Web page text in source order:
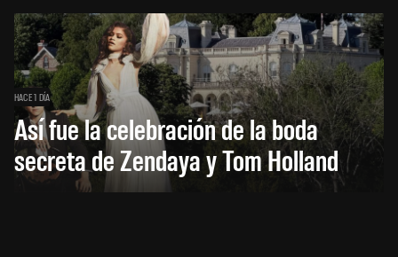
HACE 1 DÍA
Así fue la celebración de la boda
secreta de Zendaya y Tom Holland